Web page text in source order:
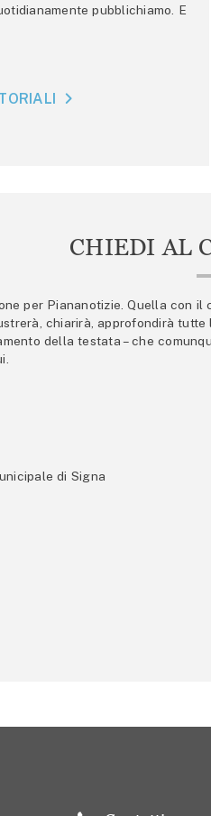
pubblichiamo. E
CHIEDI AL
per Piananotizie. Quella con
chiarirà, approfondirà
della testata – che
di Signa